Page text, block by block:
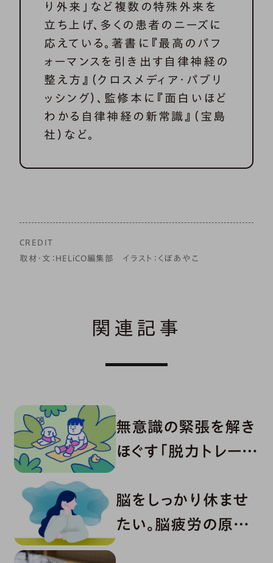
り外来」など複数の特殊外来を
立ち上げ、多くの患者のニーズに
応えている。著書に『最高のパフ
ォーマンスを引き出す自律神経の
整え方』（クロスメディア・パブリ
ッシング）、監修本に『面白いほど
わかる自律神経の新常識』（宝島
社）など。
CREDIT
取材・文：HELiCO編集部 イラスト：くぼあやこ
関連記事
無意識の緊張を解き
ほぐす「脱力トレーニ
脳をしっかり休ませ
たい。脳疲労の原因